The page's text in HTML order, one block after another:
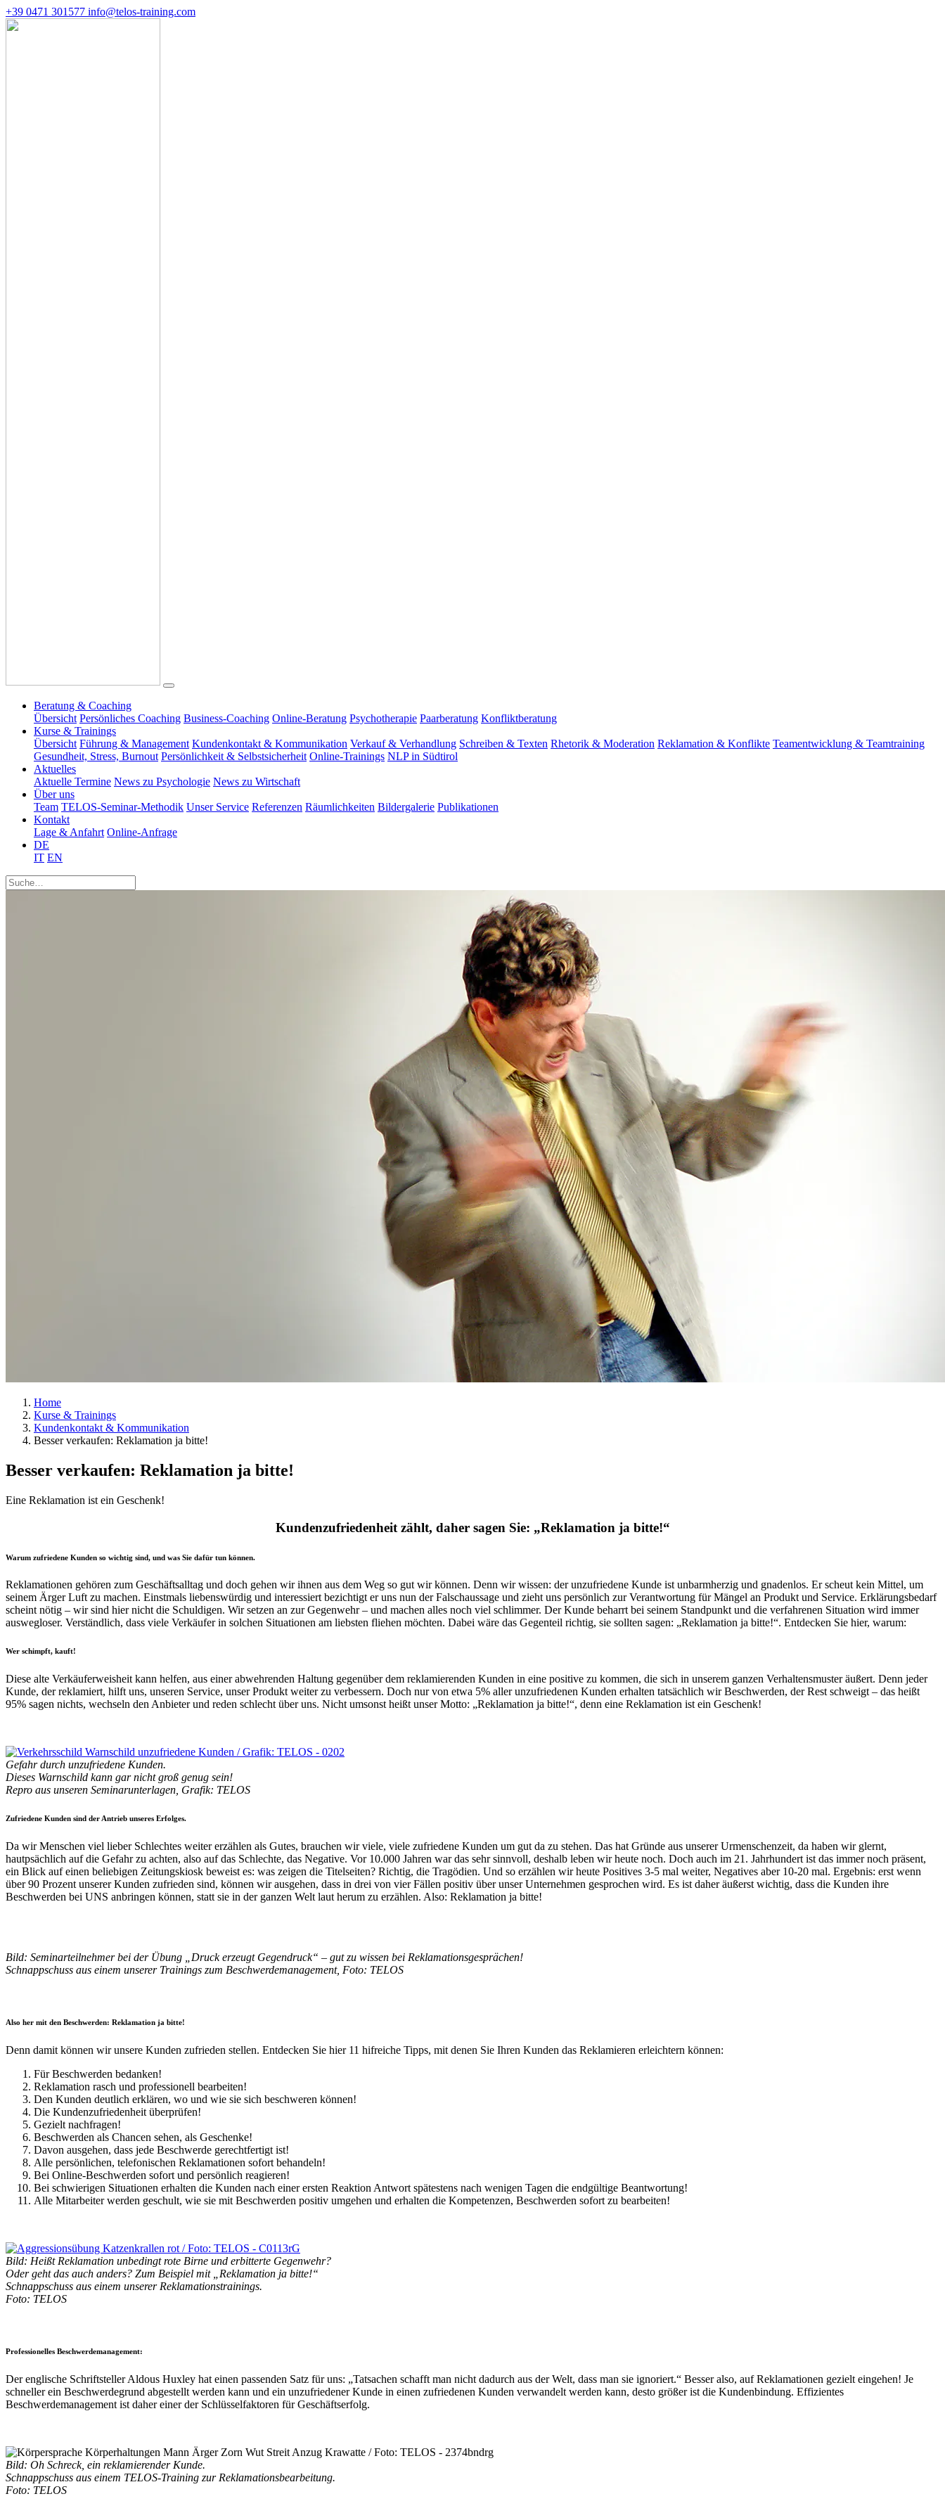
+39 0471 301577 info@telos-training.com
Beratung & Coaching
Übersicht Persönliches Coaching Business-Coaching Online-Beratung Psychotherapie Paarberatung Konfliktberatung
Kurse & Trainings
Übersicht Führung & Management Kundenkontakt & Kommunikation Verkauf & Verhandlung Schreiben & Texten Rhetorik & Moderation Reklamation & Konflikte Teamentwicklung & Teamtraining
Gesundheit, Stress, Burnout Persönlichkeit & Selbstsicherheit Online-Trainings NLP in Südtirol
Aktuelles
Aktuelle Termine News zu Psychologie News zu Wirtschaft
Über uns
Team TELOS-Seminar-Methodik Unser Service Referenzen Räumlichkeiten Bildergalerie Publikationen
Kontakt
Lage & Anfahrt Online-Anfrage
DE
IT EN
Home
Kurse & Trainings
Kundenkontakt & Kommunikation
Besser verkaufen: Reklamation ja bitte!
Besser verkaufen: Reklamation ja bitte!
Eine Reklamation ist ein Geschenk!
Kundenzufriedenheit zählt, daher sagen Sie: „Reklamation ja bitte!“
Warum zufriedene Kunden so wichtig sind, und was Sie dafür tun können.
Reklamationen gehören zum Geschäftsalltag und doch gehen wir ihnen aus dem Weg so gut wir können. Denn wir wissen: der unzufriedene Kunde ist unbarmherzig und gnadenlos. Er scheut kein Mittel, um
seinem Ärger Luft zu machen. Einstmals liebenswürdig und interessiert bezichtigt er uns nun der Falschaussage und zieht uns persönlich zur Verantwortung für Mängel an Produkt und Service. Erklärungsbedarf
scheint nötig – wir sind hier nicht die Schuldigen. Wir setzen an zur Gegenwehr – und machen alles noch viel schlimmer. Der Kunde beharrt bei seinem Standpunkt und die verfahrenen Situation wird immer
auswegloser. Verständlich, dass viele Verkäufer in solchen Situationen am liebsten fliehen möchten. Dabei wäre das Gegenteil richtig, sie sollten sagen: „Reklamation ja bitte!“. Entdecken Sie hier, warum:
Wer schimpft, kauft!
Diese alte Verkäuferweisheit kann helfen, aus einer abwehrenden Haltung gegenüber dem reklamierenden Kunden in eine positive zu kommen, die sich in unserem ganzen Verhaltensmuster äußert. Denn jeder
Kunde, der reklamiert, hilft uns, unseren Service, unser Produkt weiter zu verbessern. Doch nur von etwa 5% aller unzufriedenen Kunden erhalten tatsächlich wir Beschwerden, der Rest schweigt – das heißt
95% sagen nichts, wechseln den Anbieter und reden schlecht über uns. Nicht umsonst heißt unser Motto: „Reklamation ja bitte!“, denn eine Reklamation ist ein Geschenk!
Gefahr durch unzufriedene Kunden.
Dieses Warnschild kann gar nicht groß genug sein!
Repro aus unseren Seminarunterlagen, Grafik: TELOS
Zufriedene Kunden sind der Antrieb unseres Erfolges.
Da wir Menschen viel lieber Schlechtes weiter erzählen als Gutes, brauchen wir viele, viele zufriedene Kunden um gut da zu stehen. Das hat Gründe aus unserer Urmenschenzeit, da haben wir glernt,
hautpsächlich auf die Gefahr zu achten, also auf das Schlechte, das Negative. Vor 10.000 Jahren war das sehr sinnvoll, deshalb leben wir heute noch. Doch auch im 21. Jahrhundert ist das immer noch präsent,
ein Blick auf einen beliebigen Zeitungskiosk beweist es: was zeigen die Titelseiten? Richtig, die Tragödien. Und so erzählen wir heute Positives 3-5 mal weiter, Negatives aber 10-20 mal. Ergebnis: erst wenn
über 90 Prozent unserer Kunden zufrieden sind, können wir ausgehen, dass in drei von vier Fällen positiv über unser Unternehmen gesprochen wird. Es ist daher äußerst wichtig, dass die Kunden ihre
Beschwerden bei UNS anbringen können, statt sie in der ganzen Welt laut herum zu erzählen. Also: Reklamation ja bitte!
Bild: Seminarteilnehmer bei der Übung „Druck erzeugt Gegendruck“ – gut zu wissen bei Reklamationsgesprächen!
Schnappschuss aus einem unserer Trainings zum Beschwerdemanagement, Foto: TELOS
Also her mit den Beschwerden: Reklamation ja bitte!
Denn damit können wir unsere Kunden zufrieden stellen. Entdecken Sie hier 11 hifreiche Tipps, mit denen Sie Ihren Kunden das Reklamieren erleichtern können:
Für Beschwerden bedanken!
Reklamation rasch und professionell bearbeiten!
Den Kunden deutlich erklären, wo und wie sie sich beschweren können!
Die Kundenzufriedenheit überprüfen!
Gezielt nachfragen!
Beschwerden als Chancen sehen, als Geschenke!
Davon ausgehen, dass jede Beschwerde gerechtfertigt ist!
Alle persönlichen, telefonischen Reklamationen sofort behandeln!
Bei Online-Beschwerden sofort und persönlich reagieren!
Bei schwierigen Situationen erhalten die Kunden nach einer ersten Reaktion Antwort spätestens nach wenigen Tagen die endgültige Beantwortung!
Alle Mitarbeiter werden geschult, wie sie mit Beschwerden positiv umgehen und erhalten die Kompetenzen, Beschwerden sofort zu bearbeiten!
Bild: Heißt Reklamation unbedingt rote Birne und erbitterte Gegenwehr?
Oder geht das auch anders? Zum Beispiel mit „Reklamation ja bitte!“
Schnappschuss aus einem unserer Reklamationstrainings.
Foto: TELOS
Professionelles Beschwerdemanagement:
Der englische Schriftsteller Aldous Huxley hat einen passenden Satz für uns: „Tatsachen schafft man nicht dadurch aus der Welt, dass man sie ignoriert.“ Besser also, auf Reklamationen gezielt eingehen! Je
schneller ein Beschwerdegrund abgestellt werden kann und ein unzufriedener Kunde in einen zufriedenen Kunden verwandelt werden kann, desto größer ist die Kundenbindung. Effizientes
Beschwerdemanagement ist daher einer der Schlüsselfaktoren für Geschäftserfolg.
Bild: Oh Schreck, ein reklamierender Kunde.
Schnappschuss aus einem TELOS-Training zur Reklamationsbearbeitung.
Foto: TELOS